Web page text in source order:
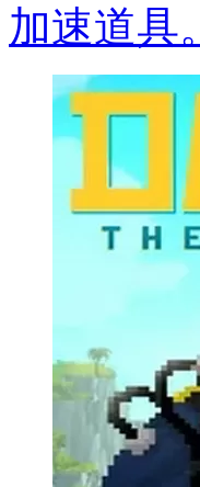
加速道具。